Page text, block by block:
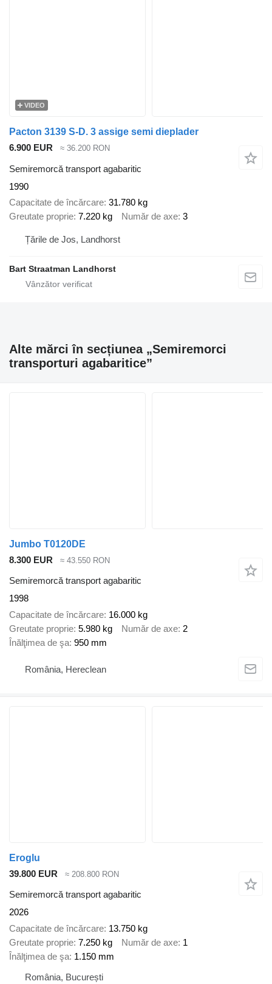
VIDEO
Pacton 3139 S-D. 3 assige semi dieplader
6.900 EUR
≈ 36.200 RON
Semiremorcă transport agabaritic
1990
Capacitate de încărcare 31.780 kg
Greutate proprie 7.220 kg Număr de axe 3
Țările de Jos, Landhorst
Bart Straatman Landhorst
Alte mărci în secțiunea „Semiremorci
transporturi agabaritice”
Jumbo T0120DE
8.300 EUR
≈ 43.550 RON
Semiremorcă transport agabaritic
1998
Capacitate de încărcare 16.000 kg
Greutate proprie 5.980 kg Număr de axe 2
Înălţimea de şa 950 mm
România, Hereclean
Eroglu
39.800 EUR
≈ 208.800 RON
Semiremorcă transport agabaritic
2026
Capacitate de încărcare 13.750 kg
Greutate proprie 7.250 kg Număr de axe 1
Înălţimea de şa 1.150 mm
România, București